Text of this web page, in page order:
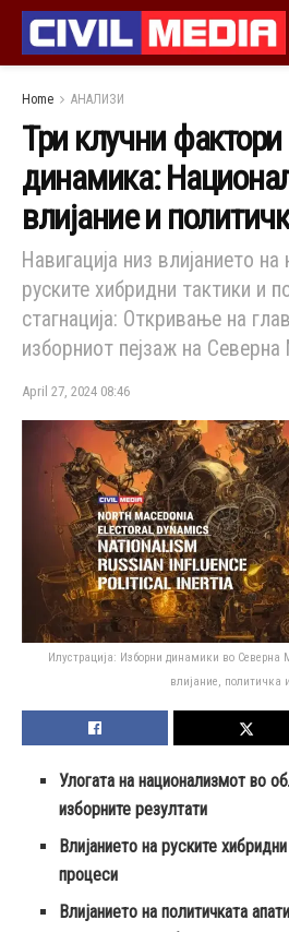
Home АНАЛИЗИ
Три клучни
динамика:
влијание и
Навигација низ влијанието
руските хибридни тактики и
стагнација: Откривање на
изборниот пејзаж на Северна
April 27, 2024 08:46
Илустрација: Изборни динамики во
влијание, политичка
Улогата на национализмот во
изборните резултати
Влијанието на руските
процеси
Влијанието на политичката